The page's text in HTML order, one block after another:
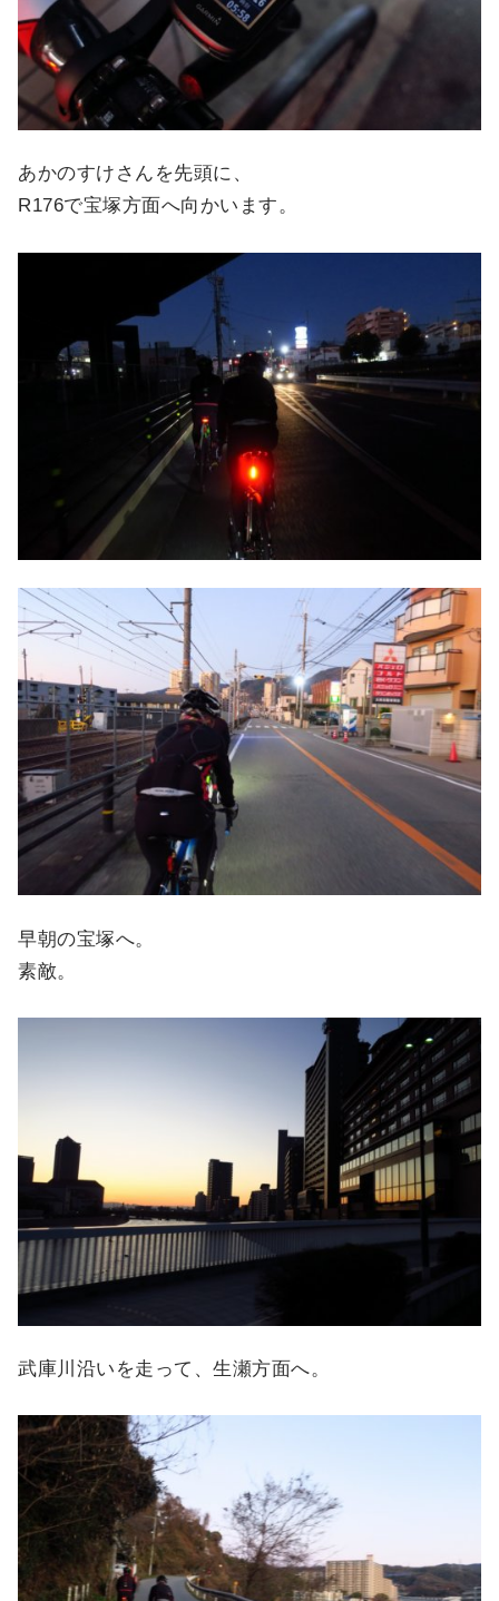
あかのすけさんを先頭に、
R176で宝塚方面へ向かいます。
早朝の宝塚へ。
素敵。
武庫川沿いを走って、生瀬方面へ。